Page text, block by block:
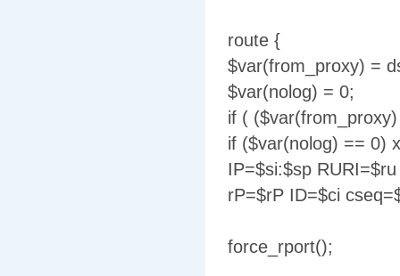
route {
$var(from_proxy) =
$var(nolog) = 0;
if (
if ($var(nolog) == 0)
IP=$si:$sp
rP=$rP ID=$ci
force_rport();